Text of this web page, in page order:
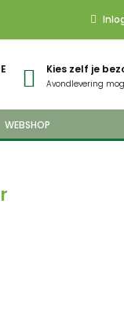
Kies zelf je
Avondlevering
WEBSHOP